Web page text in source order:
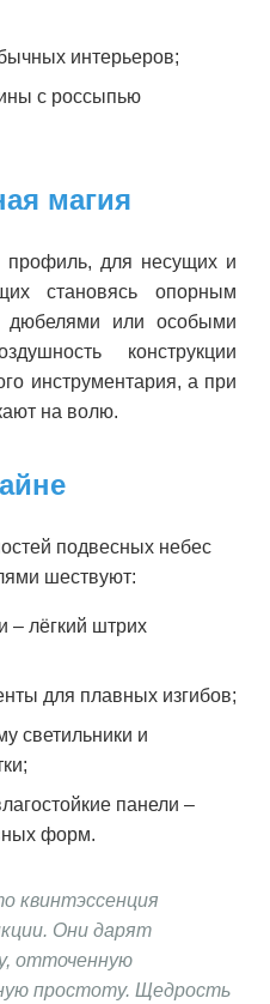
интерьеров;
с россыпью
магия
профиль, для несущих и
становясь опорным
дюбелями или особыми
конструкции
инструментария, а при
на волю.
подвесных небес
шествуют:
– лёгкий штрих
для плавных изгибов;
светильники и
панели –
форм.
квинтэссенция
Они дарят
отточенную
простоту. Щедрость